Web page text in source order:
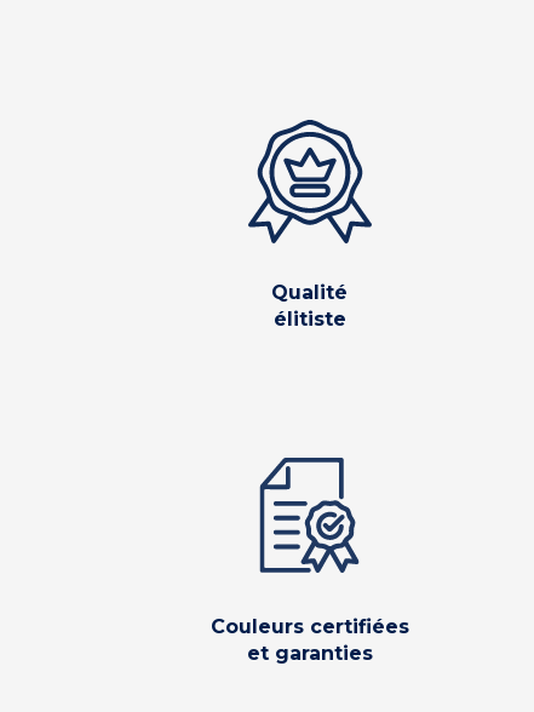
Qualité
élitiste
Couleurs certifiées
et garanties